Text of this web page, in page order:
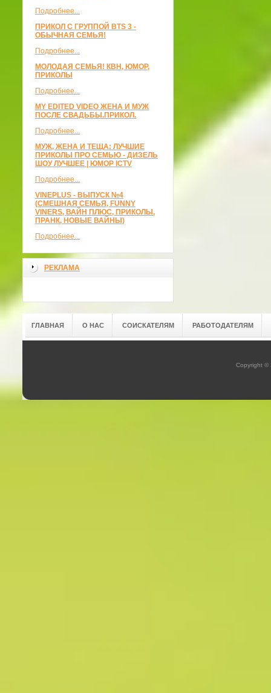
Подробнее...
ПРИКОЛ С ГРУППОЙ BTS 3 -
ОБЫЧНАЯ СЕМЬЯ!
Подробнее...
МОЛОДАЯ СЕМЬЯ! КВН, ЮМОР,
ПРИКОЛЫ
Подробнее...
MY EDITED VIDEO ЖЕНА И МУЖ
ПОСЛЕ СВАДЬБЫ.ПРИКОЛ.
Подробнее...
МУЖ, ЖЕНА И ТЕЩА: ЛУЧШИЕ
ПРИКОЛЫ ПРО СЕМЬЮ - ДИЗЕЛЬ
ШОУ ЛУЧШЕЕ | ЮМОР ICTV
Подробнее...
VINEPLUS - ВЫПУСК №4
(СМЕШНАЯ СЕМЬЯ, FUNNY
VINERS, ВАЙН ПЛЮС, ПРИКОЛЫ,
ПРАНК, НОВЫЕ ВАЙНЫ)
Подробнее...
РЕКЛАМА
ГЛАВНАЯ О НАС СОИСКАТЕЛЯМ РАБОТОДАТЕЛЯМ
Copyright ©